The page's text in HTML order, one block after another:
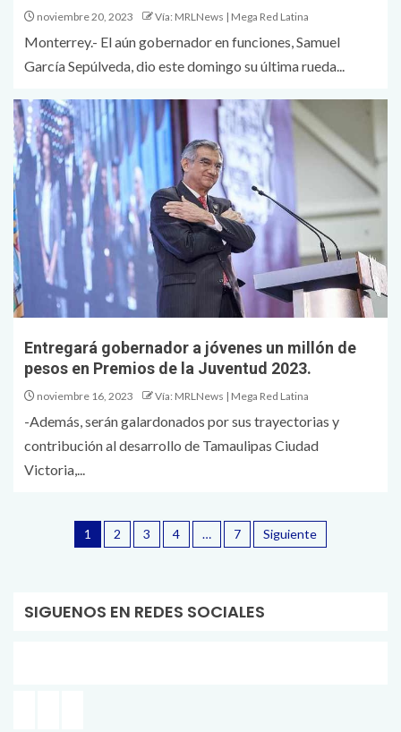
noviembre 20, 2023 Vía: MRLNews | Mega Red Latina
Monterrey.- El aún gobernador en funciones, Samuel
García Sepúlveda, dio este domingo su última rueda...
Entregará gobernador a jóvenes un millón de
pesos en Premios de la Juventud 2023.
noviembre 16, 2023 Vía: MRLNews | Mega Red Latina
-Además, serán galardonados por sus trayectorias y
contribución al desarrollo de Tamaulipas Ciudad
Victoria,...
1 2 3 4 … 7 Siguiente
SIGUENOS EN REDES SOCIALES